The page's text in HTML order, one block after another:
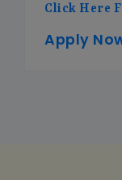
Click Here
Apply